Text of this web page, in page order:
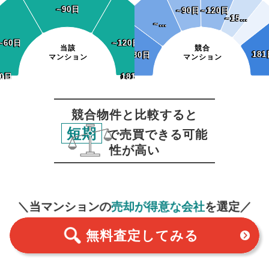
当該
マンション
日
日
日
日
~90日
~90日
~120日
~120日
~150日
~150日
~180日
~180日
181日~
181日~
競合
マンション
~30日
~30日
~…
~…
~90日
~90日 ~120日
~120日
~15…
~15…
181
181
競合物件と比較すると
短期
で売買できる可能
性が高い
＼当マンションの売却が得意な会社を選定／
無料査定 してみる